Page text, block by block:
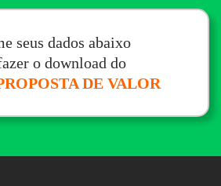
seus dados abaixo
o download do
DE VALOR